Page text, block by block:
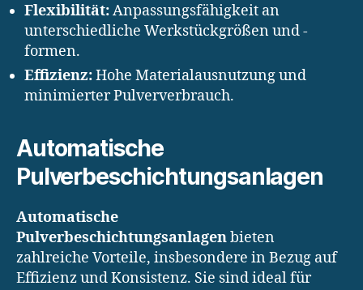
Flexibilität:Anpassungsfähigkeit an
unterschiedliche Werkstückgrößen und -
formen.
Effizienz:Hohe Materialausnutzung und
minimierter Pulververbrauch.
Automatische
Pulverbeschichtungsanlagen
Automatische
Pulverbeschichtungsanlagenbieten
zahlreiche Vorteile, insbesondere in Bezug auf
Effizienz und Konsistenz. Sie sind ideal für